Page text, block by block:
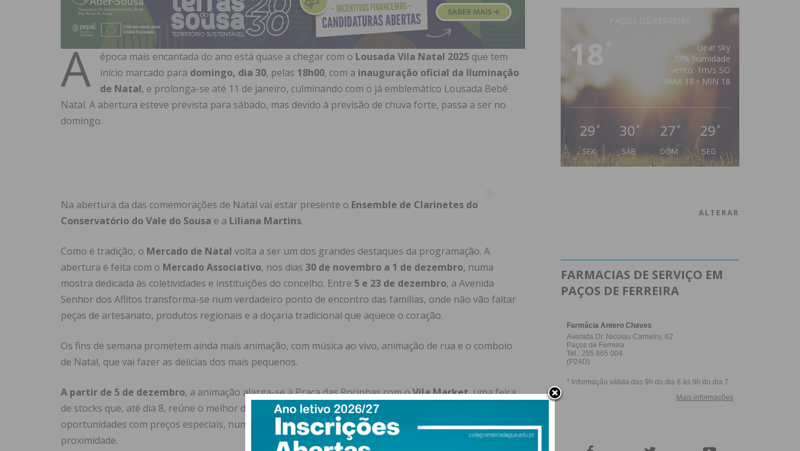
A época mais encantada do ano está quase a chegar com o Lousada Vila Natal 2025 que tem
início marcado para domingo, dia 30, pelas 18h00, com a inauguração oficial da Iluminação
de Natal, e prolonga-se até 11 de janeiro, culminando com o já emblemático Lousada Bebé
Natal. A abertura esteve prevista para sábado, mas devido à previsão de chuva forte, passa a ser no
domingo.
Na abertura da das comemorações de Natal vai estar presente o Ensemble de Clarinetes do
Conservatório do Vale do Sousa e a Liliana Martins.
Como é tradição, o Mercado de Natal volta a ser um dos grandes destaques da programação. A
abertura é feita com o Mercado Associativo, nos dias 30 de novembro a 1 de dezembro, numa
mostra dedicada às coletividades e instituições do concelho. Entre 5 e 23 de dezembro, a Avenida
Senhor dos Aflitos transforma-se num verdadeiro ponto de encontro das famílias, onde não vão faltar
peças de artesanato, produtos regionais e a doçaria tradicional que aquece o coração.
Os fins de semana prometem ainda mais animação, com música ao vivo, animação de rua e o comboio
de Natal, que vai fazer as delícias dos mais pequenos.
A partir de 5 de dezembro, a animação alarga-se à Praça das Pocinhas com oVila Market, uma feira
de stocks que, até dia 8, reúne o melhor do comércio local. Roupa, calçado, acessórios e muitas
oportunidades com preços especiais, num ambiente festivo que incentiva as compras no comércio de
proximidade.
18
clear sky
77% humidade
vento: 1m/s SO
MAX 18 • MIN 18
29 °
SEX
30 °
SÁB
27 °
DOM
29 °
SEG
ALTERAR
FARMACIAS DE SERVIÇO EM
PAÇOS DE FERREIRA